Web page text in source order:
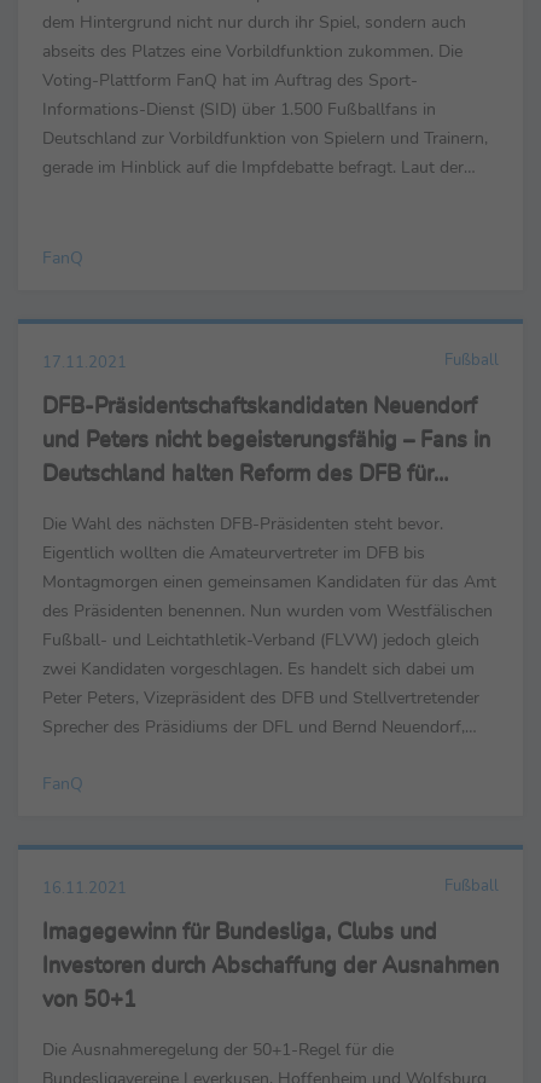
dem Hintergrund nicht nur durch ihr Spiel, sondern auch
abseits des Platzes eine Vorbildfunktion zukommen. Die
Voting-Plattform FanQ hat im Auftrag des Sport-
Informations-Dienst (SID) über 1.500 Fußballfans in
Deutschland zur Vorbildfunktion von Spielern und Trainern,
gerade im Hinblick auf die Impfdebatte befragt. Laut der
FanQ
17.11.2021 Fußball
DFB-Präsidentschaftskandidaten Neuendorf
und Peters nicht begeisterungsfähig – Fans in
Deutschland halten Reform des DFB für
Die Wahl des nächsten DFB-Präsidenten steht bevor.
Eigentlich wollten die Amateurvertreter im DFB bis
Montagmorgen einen gemeinsamen Kandidaten für das Amt
des Präsidenten benennen. Nun wurden vom Westfälischen
Fußball- und Leichtathletik-Verband (FLVW) jedoch gleich
zwei Kandidaten vorgeschlagen. Es handelt sich dabei um
Peter Peters, Vizepräsident des DFB und Stellvertretender
Sprecher des Präsidiums der DFL und Bernd Neuendorf,
FanQ
16.11.2021 Fußball
Imagegewinn für Bundesliga, Clubs und
Investoren durch Abschaffung der Ausnahmen
von 50+1
Die Ausnahmeregelung der 50+1-Regel für die